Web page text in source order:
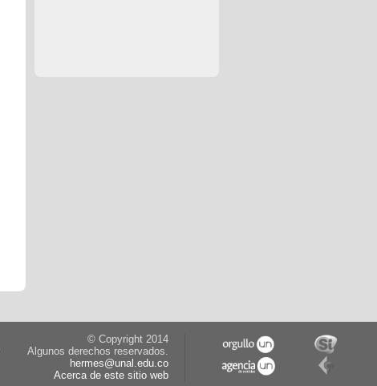
© Copyright 2014
Algunos derechos reservados.
hermes@unal.edu.co
Acerca de este sitio web